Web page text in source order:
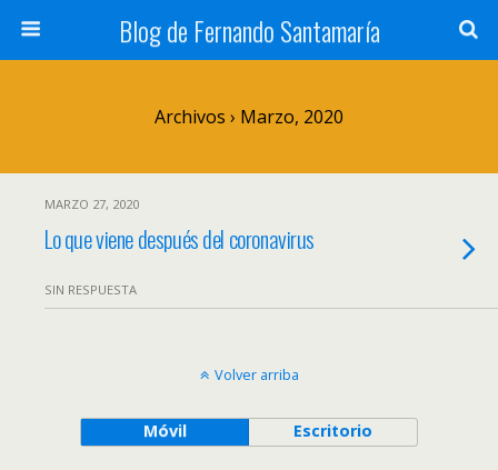
Blog de Fernando Santamaría
Archivos › Marzo, 2020
MARZO 27, 2020
Lo que viene después del coronavirus
SIN RESPUESTA
Volver arriba
Móvil Escritorio